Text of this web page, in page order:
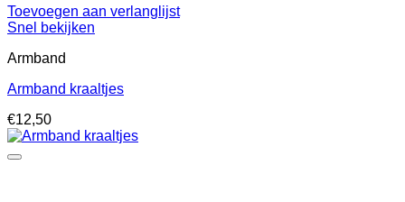
Toevoegen aan verlanglijst
Snel bekijken
Armband
Armband kraaltjes
€12,50